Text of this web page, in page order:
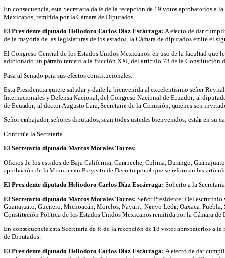
En consecuencia, esta Secretaría da fe de la recepción de 19 votos aprobatorios
Mexicanos, remitida por la Cámara de Diputados.
El Presidente diputado Heliodoro Carlos Díaz Escárraga: A efecto de dar
de la mayoría de las legislaturas de los estados, la Cámara de diputados emite el
El Congreso General de los Estados Unidos Mexicanos, en uso de la facultad
adicionado un párrafo tercero a la fracción XXI, del artículo 73 de la Constitución
Pasa al Senado para sus efectos constitucionales.
Esta Presidencia quiere saludar y darle la bienvenida al excelentísimo señor
Internacionales y Defensa Nacional, del Congreso Nacional de Ecuador; al
de Ecuador; al doctor Augusto Lara, Secretario de la Comisión, quienes son
Señor embajador, señores diputados, sean todos ustedes bienvenidos; están en su
Continúe la Secretaría.
El Secretario diputado Marcos Morales Torres:
Oficios de los estados de Baja California, Campeche, Colima, Durango,
aprobación de la Minuta con Proyecto de Decreto por el que se reforman los
El Presidente diputado Heliodoro Carlos Díaz Escárraga: Solicito a la
El Secretario diputado Marcos Morales Torres: Señor Presidente: Del
Guanajuato, Guerrero, Michoacán, Morelos, Nayarit, Nuevo León, Oaxaca,
Constitución Política de los Estados Unidos Mexicanos remitida por la Cámara de
En consecuencia esta Secretaría da fe de la recepción de 18 votos aprobatorios
de Diputados.
El Presidente diputado Heliodoro Carlos Díaz Escárraga: A efecto de dar